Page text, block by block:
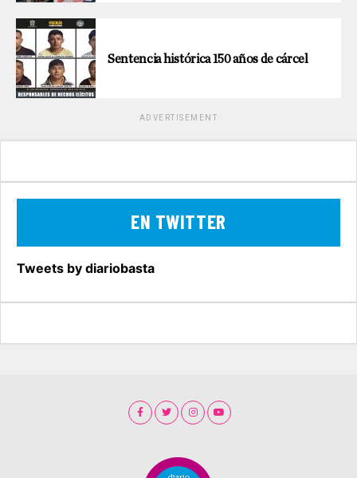
Sentencia histórica 150 años de cárcel
ADVERTISEMENT
EN TWITTER
Tweets by diariobasta